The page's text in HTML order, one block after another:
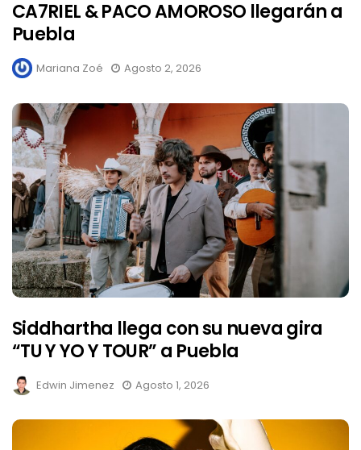
CA7RIEL & PACO AMOROSO llegarán a
Puebla
Mariana Zoé Agosto 2, 2026
Siddhartha llega con su nueva gira
“TU Y YO Y TOUR” a Puebla
Edwin Jimenez Agosto 1, 2026